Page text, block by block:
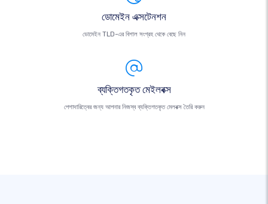
ডোমেইন এক্সটেনশন
ডোমেইন TLD-এর বিশাল সংগ্রহ থেকে বেছে নিন
ব্যক্তিগতকৃত মেইলবক্স
পেশাদারিত্বের জন্য আপনার নিজস্ব ব্যক্তিগতকৃত মেলবক্স তৈরি করুন